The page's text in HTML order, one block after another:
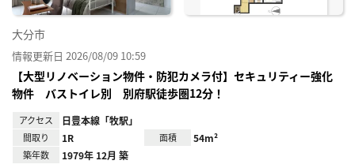
大分市
情報更新日 2026/08/09 10:59
【大型リノベーション物件・防犯カメラ付】セキュリティー強化
物件 バストイレ別 別府駅徒歩圏12分！
アクセス 日豊本線「牧駅」
間取り 1R 面積 54m²
築年数 1979年 12月 築